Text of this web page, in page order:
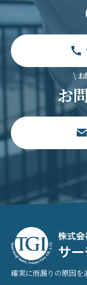
\ お
お
確実に雨漏りの原因を